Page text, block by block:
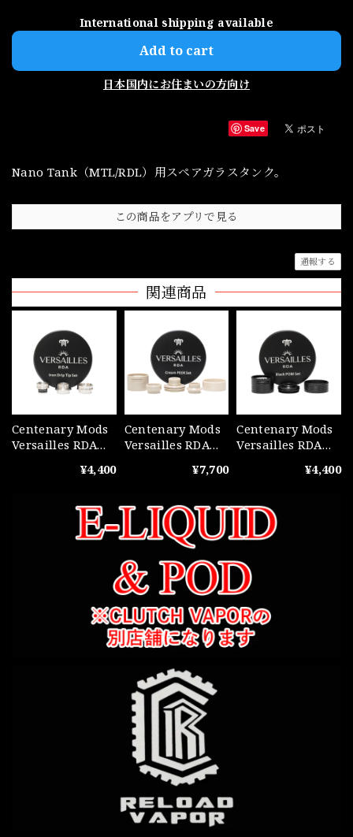
International shipping available
Add to cart
日本国内にお住まいの方向け
Save
Nano Tank（MTL/RDL）用スペアガラスタンク。
この商品をアプリで見る
通報する
関連商品
Centenary Mods
Versailles RDA
¥4,400
Centenary Mods
Versailles RDA
¥7,700
Centenary Mods
Versailles RDA
¥4,400